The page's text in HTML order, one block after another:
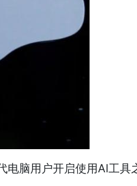
脑用户开启使用AI工具